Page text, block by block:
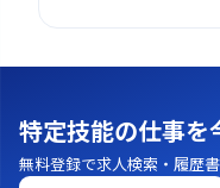
特定技能の仕事を
無料登録で求人検索・履歴